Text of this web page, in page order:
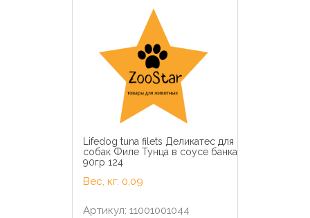
Lifedog tuna filets Деликатес для
собак Филе Тунца в соусе банка
90гр 124
Вес, кг: 0,09
Артикул: 11001001044